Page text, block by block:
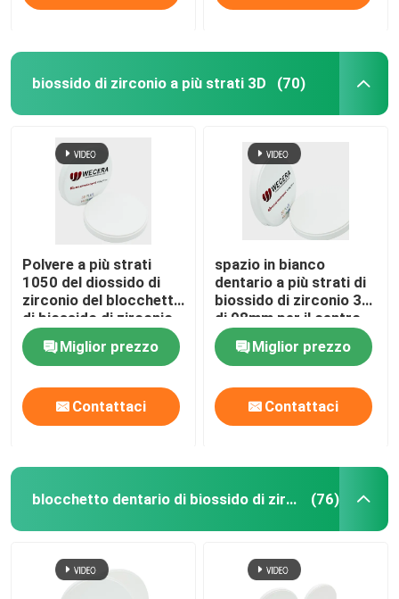
biossido di zirconio a più strati 3D (70)
Polvere a più strati
1050 del diossido di
zirconio del blocchetto
di biossido di zirconio
del Mpa 1200HV 3D
Miglior prezzo
Contattaci
spazio in bianco
dentario a più strati di
biossido di zirconio 3D
di 98mm per il centro
dentario di fresatura
del laboratorio
Miglior prezzo
Contattaci
blocchetto dentario di biossido di zirconio (76)